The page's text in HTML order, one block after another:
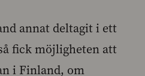
annat deltagit i ett
fick möjligheten att
i Finland, om